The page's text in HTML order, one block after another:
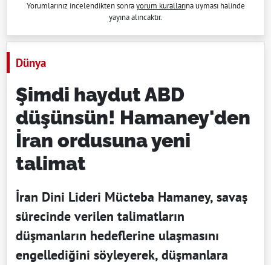
Yorumlarınız incelendikten sonrayorum kurallarına uyması halinde
yayına alıncaktır.
Dünya
Şimdi haydut ABD
düşünsün! Hamaney'den
İran ordusuna yeni
talimat
İran Dini Lideri Mücteba Hamaney, savaş
sürecinde verilen talimatların
düşmanların hedeflerine ulaşmasını
engellediğini söyleyerek, düşmanlara